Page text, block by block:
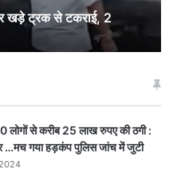
खड़े ट्रक से टकराई, 2
लोगों से करीब 25 लाख रुपए की ठगी :
…मच गया हड़कंप पुलिस जांच में जुटी